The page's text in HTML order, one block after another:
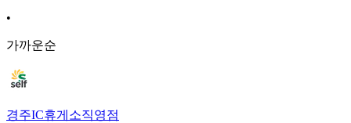
•
가까운순
경주IC휴게소직영점